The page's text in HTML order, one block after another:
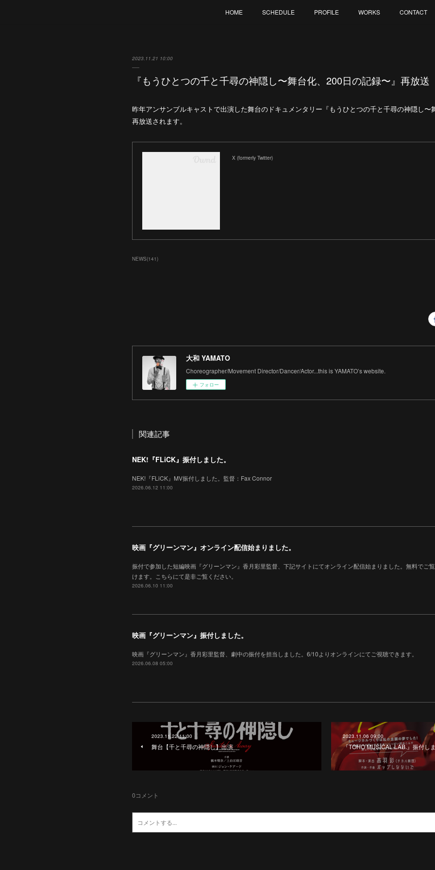
HOME SCHEDULE PROFILE WORKS CONTACT
2023.11.21 10:00
『もうひとつの千と千尋の神隠し〜舞台化、200日の記録〜』再放送
昨年アンサンブルキャストで出演した舞台のドキュメンタリー『もうひとつの千と千尋の神隠し〜
再放送されます。
X (formerly Twitter)
NEWS(141)
大和 YAMATO
Choreographer/Movement Director/Dancer/Actor...this is YAMATO’s website.
フォロー
関連記事
NEK!『FLiCK』振付しました。
NEK!『FLiCK』MV振付しました。監督：Fax Connor
2026.06.12 11:00
映画『グリーンマン』オンライン配信始まりました。
振付で参加した短編映画『グリーンマン』香月彩里監督、下記サイトにてオンライン配信始まりました。無料でご
けます。こちらにて是非ご覧ください。
2026.06.10 11:00
映画『グリーンマン』振付しました。
映画『グリーンマン』香月彩里監督、劇中の振付を担当しました。6/10よりオンラインにてご視聴できます。
2026.06.08 05:00
2023.11.22 11:00
舞台【千と千尋の神隠し】出演
2023.11.06 09:00
『TOHO MUSICAL LAB.』振付し
0コメント